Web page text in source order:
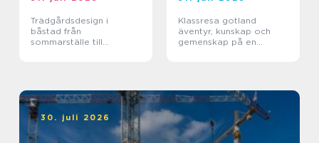
Trädgårdsdesign i
båstad från
sommarställe till
Klassresa gotland
äventyr, kunskap och
gemenskap på en
30. juli 2026